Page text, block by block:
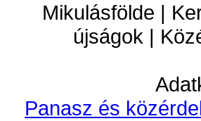
Mikulásfölde |
újságok |
Panasz és